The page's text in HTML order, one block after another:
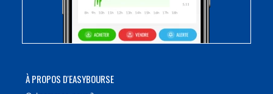
À PROPOS D'EASYBOURSE